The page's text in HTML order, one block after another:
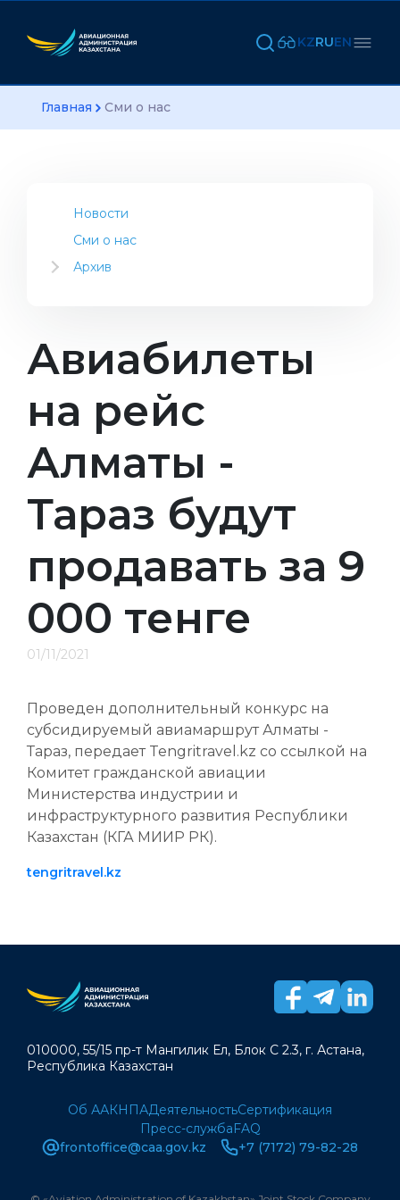
KZRUEN
Главная Сми о нас
Новости
Сми о нас
Архив
2020
Авиабилеты
на рейс
Алматы -
Тараз будут
продавать за 9
000 тенге
01/11/2021
Проведен дополнительный конкурс на
субсидируемый авиамаршрут Алматы -
Тараз, передает Tengritravel.kz со ссылкой на
Комитет гражданской авиации
Министерства индустрии и
инфраструктурного развития Республики
Казахстан (КГА МИИР РК).
tengritravel.kz
010000, 55/15 пр-т Мангилик Ел, Блок С 2.3, г. Астана,
Республика Казахстан
Об ААКНПАДеятельностьСертификация
Пресс-службаFAQ
frontoffice@caa.gov.kz
+7 (7172) 79-82-28